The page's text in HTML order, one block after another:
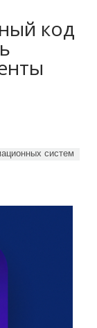
код
систем